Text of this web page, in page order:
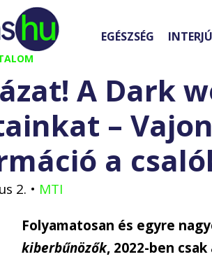
EGÉSZSÉG INTERJÚ
A Dark
–
a
2. • MTI
Folyamatosan és egyre
kiberbűnözők, 2022-ben